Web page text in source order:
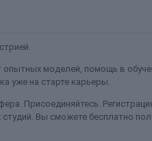
моделей, помощь в
уже на старте карьеры.
Присоединяйтесь.
Вы сможете бесплатно